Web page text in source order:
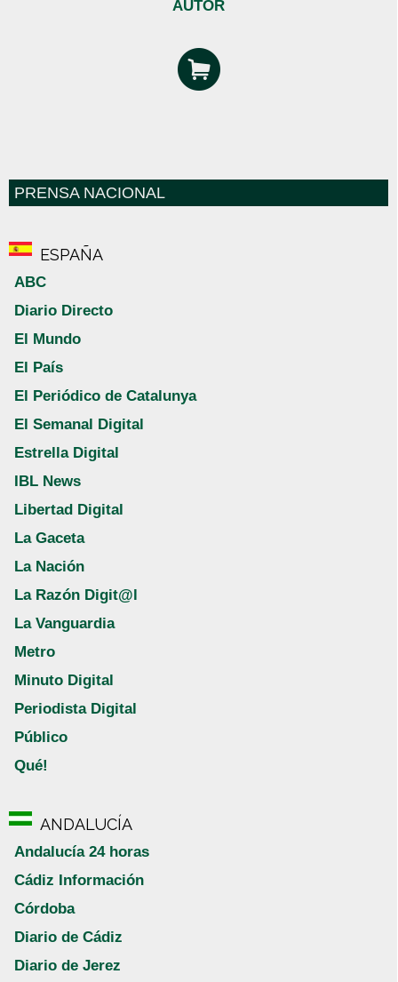
AUTOR
PRENSA NACIONAL
ESPAÑA
ABC
Diario Directo
El Mundo
El País
El Periódico de Catalunya
El Semanal Digital
Estrella Digital
IBL News
Libertad Digital
La Gaceta
La Nación
La Razón Digit@l
La Vanguardia
Metro
Minuto Digital
Periodista Digital
Público
Qué!
ANDALUCÍA
Andalucía 24 horas
Cádiz Información
Córdoba
Diario de Cádiz
Diario de Jerez